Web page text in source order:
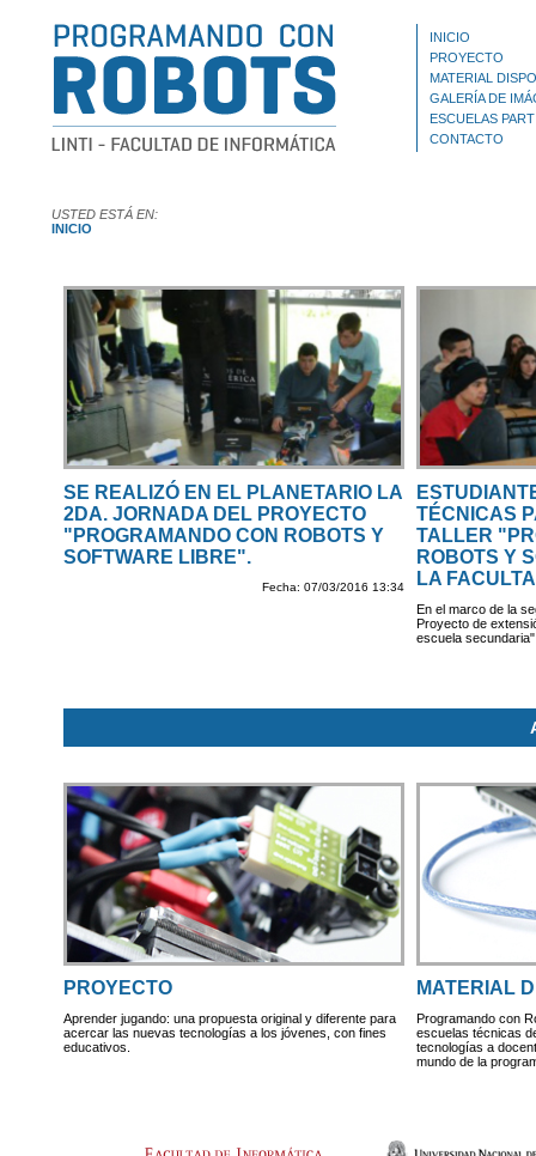
INICIO
PROYECTO
MATERIAL
GALERÍA DE
ESCUELAS
CONTACTO
USTED ESTÁ EN:
INICIO
SE REALIZÓ EN EL PLANETARIO LA
2DA. JORNADA DEL PROYECTO
"PROGRAMANDO CON ROBOTS Y
SOFTWARE LIBRE".
Fecha: 07/03/2016 13:34
TÉCNICAS
TALLER
ROBOTS Y
LA
En el marco de la
Proyecto de
escuela
PROYECTO
Aprender jugando: una propuesta original y diferente para
acercar las nuevas tecnologías a los jóvenes, con fines
educativos.
MATERIAL
Programando con
escuelas técnicas
tecnologías a
mundo de la